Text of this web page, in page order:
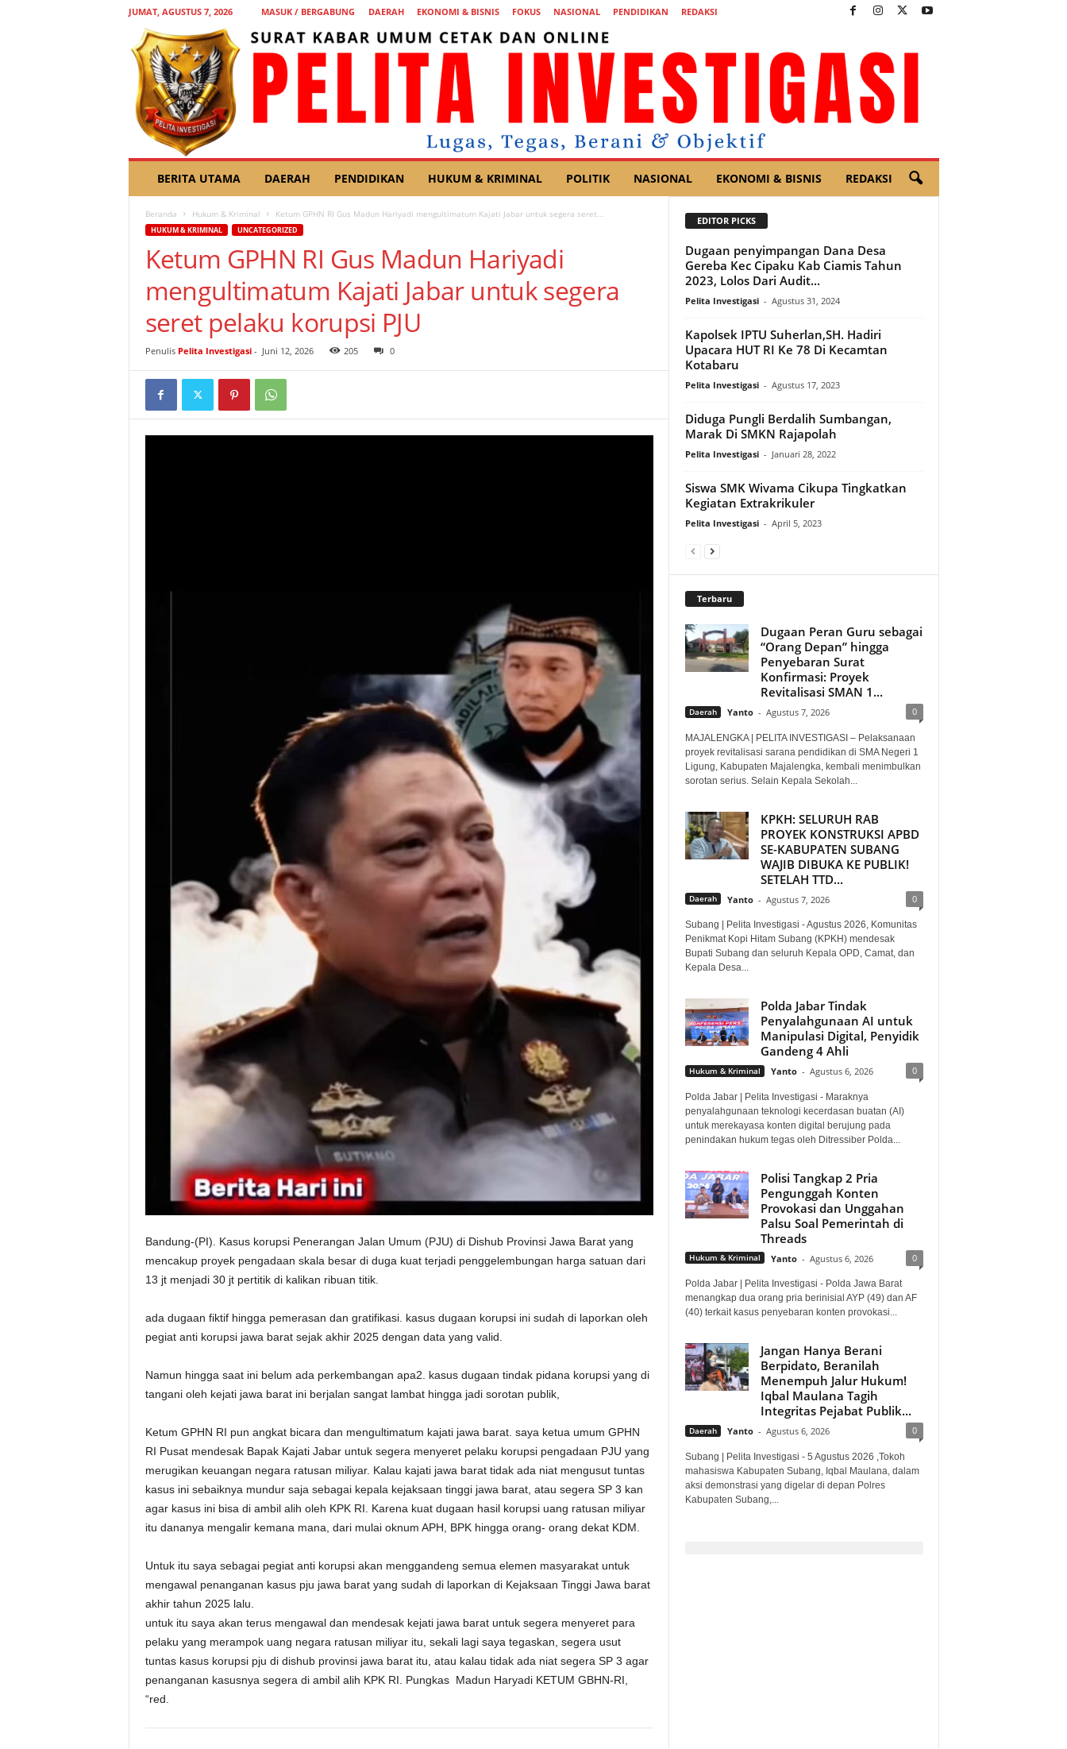
JUMAT, AGUSTUS 7, 2026 MASUK / BERGABUNG DAERAH EKONOMI & BISNIS FOKUS NASIONAL PENDIDIKAN REDAKSI
L
S
BERITA UTAMA DAERAH PENDIDIKAN HUKUM & KRIMINAL POLITIK NASIONAL EKONOMI & BISNIS REDAKSI
Beranda Hukum & Kriminal Ketum GPHN RI Gus Madun Hariyadi mengultimatum Kajati Jabar untuk segera seret...
HUKUM & KRIMINAL UNCATEGORIZED
Ketum GPHN RI Gus Madun Hariyadi
mengultimatum Kajati Jabar untuk segera
seret pelaku korupsi PJU
Penulis Pelita Investigasi- Juni 12, 2026 205 0
Bandung-(PI). Kasus korupsi Penerangan Jalan Umum (PJU) di Dishub Provinsi Jawa Barat yang
mencakup proyek pengadaan skala besar di duga kuat terjadi penggelembungan harga satuan dari
13 jt menjadi 30 jt pertitik di kalikan ribuan titik.
ada dugaan fiktif hingga pemerasan dan gratifikasi. kasus dugaan korupsi ini sudah di laporkan oleh
pegiat anti korupsi jawa barat sejak akhir 2025 dengan data yang valid.
Namun hingga saat ini belum ada perkembangan apa2. kasus dugaan tindak pidana korupsi yang di
tangani oleh kejati jawa barat ini berjalan sangat lambat hingga jadi sorotan publik,
Ketum GPHN RI pun angkat bicara dan mengultimatum kajati jawa barat. saya ketua umum GPHN
RI Pusat mendesak Bapak Kajati Jabar untuk segera menyeret pelaku korupsi pengadaan PJU yang
merugikan keuangan negara ratusan miliyar. Kalau kajati jawa barat tidak ada niat mengusut tuntas
kasus ini sebaiknya mundur saja sebagai kepala kejaksaan tinggi jawa barat, atau segera SP 3 kan
agar kasus ini bisa di ambil alih oleh KPK RI. Karena kuat dugaan hasil korupsi uang ratusan miliyar
itu dananya mengalir kemana mana, dari mulai oknum APH, BPK hingga orang- orang dekat KDM.
Untuk itu saya sebagai pegiat anti korupsi akan menggandeng semua elemen masyarakat untuk
mengawal penanganan kasus pju jawa barat yang sudah di laporkan di Kejaksaan Tinggi Jawa barat
akhir tahun 2025 lalu.
untuk itu saya akan terus mengawal dan mendesak kejati jawa barat untuk segera menyeret para
pelaku yang merampok uang negara ratusan miliyar itu, sekali lagi saya tegaskan, segera usut
tuntas kasus korupsi pju di dishub provinsi jawa barat itu, atau kalau tidak ada niat segera SP 3 agar
penanganan kasusnya segera di ambil alih KPK RI. Pungkas Madun Haryadi KETUM GBHN-RI,
“red.
EDITOR PICKS
Dugaan penyimpangan Dana Desa
Gereba Kec Cipaku Kab Ciamis Tahun
2023, Lolos Dari Audit...
Pelita Investigasi - Agustus 31, 2024
Kapolsek IPTU Suherlan,SH. Hadiri
Upacara HUT RI Ke 78 Di Kecamtan
Kotabaru
Pelita Investigasi - Agustus 17, 2023
Diduga Pungli Berdalih Sumbangan,
Marak Di SMKN Rajapolah
Pelita Investigasi - Januari 28, 2022
Siswa SMK Wivama Cikupa Tingkatkan
Kegiatan Extrakrikuler
Pelita Investigasi - April 5, 2023
Terbaru
Dugaan Peran Guru sebagai
“Orang Depan” hingga
Penyebaran Surat
Konfirmasi: Proyek
Revitalisasi SMAN 1...
Daerah Yanto - Agustus 7, 2026 0
MAJALENGKA | PELITA INVESTIGASI – Pelaksanaan
proyek revitalisasi sarana pendidikan di SMA Negeri 1
Ligung, Kabupaten Majalengka, kembali menimbulkan
sorotan serius. Selain Kepala Sekolah...
KPKH: SELURUH RAB
PROYEK KONSTRUKSI APBD
SE-KABUPATEN SUBANG
WAJIB DIBUKA KE PUBLIK!
SETELAH TTD...
Daerah Yanto - Agustus 7, 2026 0
Subang | Pelita Investigasi - Agustus 2026, Komunitas
Penikmat Kopi Hitam Subang (KPKH) mendesak
Bupati Subang dan seluruh Kepala OPD, Camat, dan
Kepala Desa...
Polda Jabar Tindak
Penyalahgunaan AI untuk
Manipulasi Digital, Penyidik
Gandeng 4 Ahli
Hukum & Kriminal Yanto - Agustus 6, 2026 0
Polda Jabar | Pelita Investigasi - Maraknya
penyalahgunaan teknologi kecerdasan buatan (AI)
untuk merekayasa konten digital berujung pada
penindakan hukum tegas oleh Ditressiber Polda...
Polisi Tangkap 2 Pria
Pengunggah Konten
Provokasi dan Unggahan
Palsu Soal Pemerintah di
Threads
Hukum & Kriminal Yanto - Agustus 6, 2026 0
Polda Jabar | Pelita Investigasi - Polda Jawa Barat
menangkap dua orang pria berinisial AYP (49) dan AF
(40) terkait kasus penyebaran konten provokasi...
Jangan Hanya Berani
Berpidato, Beranilah
Menempuh Jalur Hukum!
Iqbal Maulana Tagih
Integritas Pejabat Publik...
Daerah Yanto - Agustus 6, 2026 0
Subang | Pelita Investigasi - 5 Agustus 2026 ,Tokoh
mahasiswa Kabupaten Subang, Iqbal Maulana, dalam
aksi demonstrasi yang digelar di depan Polres
Kabupaten Subang,...